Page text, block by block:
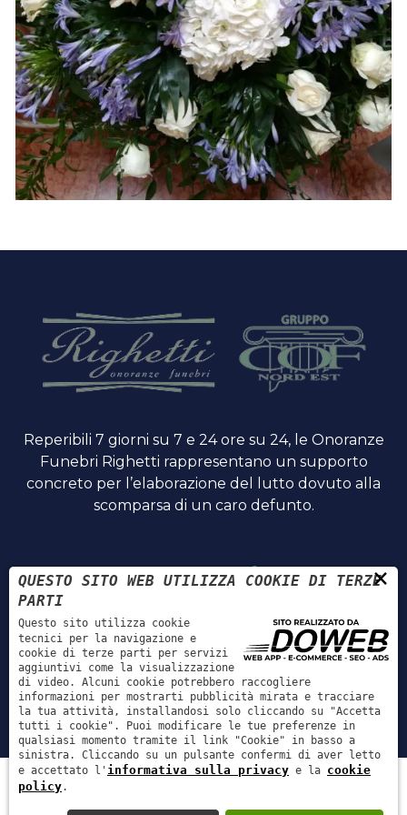
Reperibili 7 giorni su 7 e 24 ore su 24, le Onoranze
Funebri Righetti rappresentano un supporto
concreto per l’elaborazione del lutto dovuto alla
scomparsa di un caro defunto.
Contatti
Via Fontanelle, 10 - 37047 - San Bonifacio, Verona
+39 045 610 2584
of.righetti@gmail.com
P.IVA: 02543460238 | REA: VR244894 | Onoranze Funebri
Righetti |Informativa sulla privacy|Cookie policy
×
QUESTO SITO WEB UTILIZZA COOKIE DI TERZE
PARTI
Questo sito utilizza cookie
tecnici per la navigazione e
cookie di terze parti per servizi
aggiuntivi come la visualizzazione
di video. Alcuni cookie potrebbero raccogliere
informazioni per mostrarti pubblicità mirata e tracciare
la tua attività, installandosi solo cliccando su "Accetta
tutti i cookie". Puoi modificare le tue preferenze in
qualsiasi momento tramite il link "Cookie" in basso a
sinistra. Cliccando su un pulsante confermi di aver letto
e accettato l' informativa sulla privacy e la cookie
policy.